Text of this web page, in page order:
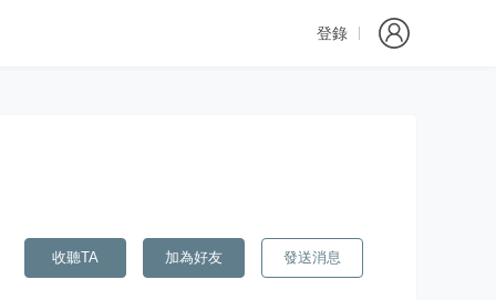
登錄
收聽TA 加為好友 發送消息